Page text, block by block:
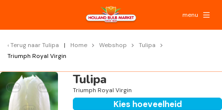
menu
Terug naarTulipa Home Webshop
Tulipa
Triumph Royal Virgin
Tulipa
Triumph Royal Virgin
Kies hoeveelheid